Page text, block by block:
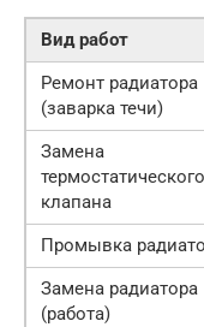
Вид работ
Ремонт радиатора
(заварка течи)
Замена
термостатического
клапана
Промывка
Замена радиатора
(работа)